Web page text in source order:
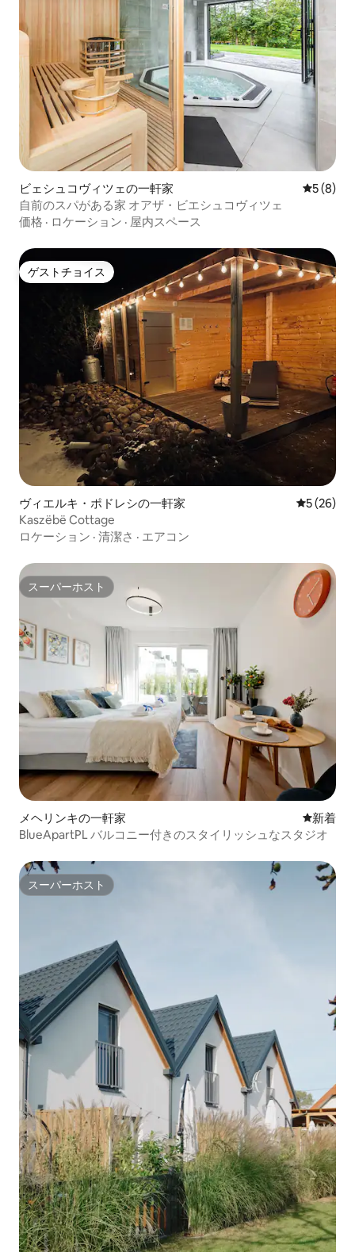
ビェシュコヴィツェの一軒家 レビュー
5 (8)
自前のスパがある家 オアザ・ビエシュコヴィツェ
価格 · ロケーション · 屋内スペース
ゲストチョイス
ゲストチョイス
ヴィエルキ・ポドレシの一軒家 レビュー
5 (26)
Kaszëbë Cottage
ロケーション · 清潔さ · エアコン
スーパーホスト
スーパーホスト
メヘリンキの一軒家 新しい宿
新着
BlueApartPL バルコニー付きのスタイリッシュなスタジオ
スーパーホスト
スーパーホスト